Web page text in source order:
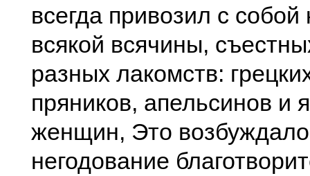
всегда привозил с собой
всякой всячины,
разных лакомств:
пряников, апельсинов и
женщин, Это возбуждало
негодование